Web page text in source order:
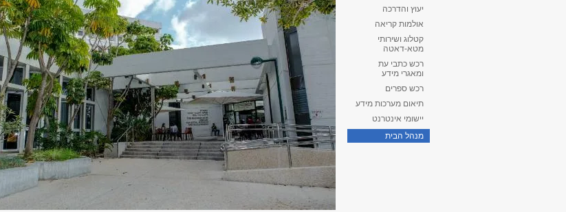
יעוץ והדרכה
אולמות קריאה
קטלוג ושירותי
מטא-דאטה
רכש כתבי עת
ומאגרי מידע
רכש ספרים
תיאום מערכות מידע
יישומי אינטרנט
מנהל הבית